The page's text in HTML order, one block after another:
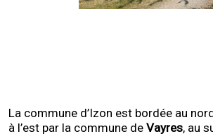
La commune d’Izon est bordée au
à l’est par la commune de Vayres, au